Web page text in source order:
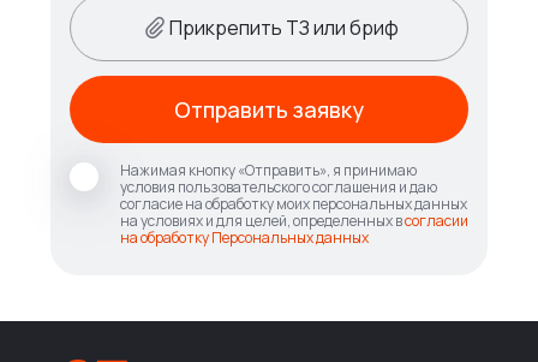
Прикрепить ТЗ или бриф
Нажимая кнопку «Отправить», я принимаю
условия пользовательского соглашения и даю
согласие на обработку моих персональных данных
на условиях и для целей, определенных всогласии
на обработку Персональных данных
Отправить заявку